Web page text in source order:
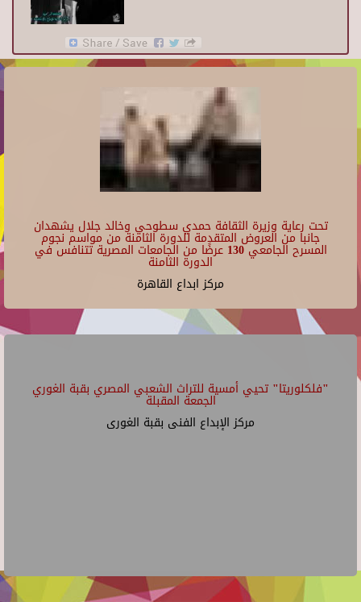
تحت رعاية وزيرة الثقافة حمدي سطوحي وخالد جلال يشهدان
جانبا من العروض المتقدمة للدورة الثامنة من مواسم نجوم
المسرح الجامعي 130 عرضًا من الجامعات المصرية تتنافس في
الدورة الثامنة
مركز ابداع القاهرة
"فلكلوريتا" تحيي أمسية للتراث الشعبي المصري بقبة الغوري
الجمعة المقبلة
مركز الإبداع الفنى بقبة الغورى